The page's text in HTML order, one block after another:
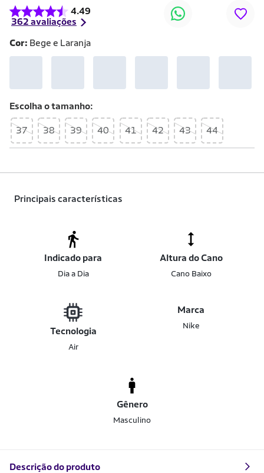
4.49
362 avaliações
Cor: Bege e Laranja
Escolha otamanho
37 38 39 40 41 42 43 44
Principais características
Indicado para
Dia a Dia
Altura do Cano
Cano Baixo
Tecnologia
Air
Marca
Nike
Gênero
Masculino
Descrição do produto